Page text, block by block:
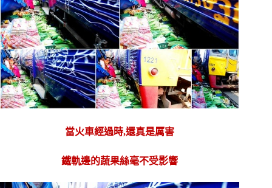
當火車經過時,還真是厲害
鐵軌邊的蔬果絲毫不受影響